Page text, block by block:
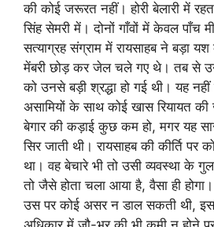
की कोई जरूरत नहीं। होरी बेलारी में
सिंह सेमरी में। दोनों गाँवों में केवल पाँच
सत्याग्रह संग्राम में रायसाहब ने बड़ा
मेंबरी छोड़ कर जेल चले गए थे। तब से
को उनसे बड़ी श्रद्धा हो गई थी। यह
असामियों के साथ कोई खास रियायत की
बेगार की कड़ाई कुछ कम हो, मगर यह
सिर जाती थी। रायसाहब की कीर्ति
था। वह बेचारे भी तो उसी व्यवस्था के
तो जैसे होता चला आया है, वैसा ही
उस पर कोई असर न डाल सकती थी,